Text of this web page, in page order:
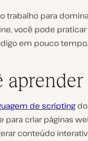
trabalho para
você pode
em pouco tempo.
aprender
de scripting
criar páginas
conteúdo